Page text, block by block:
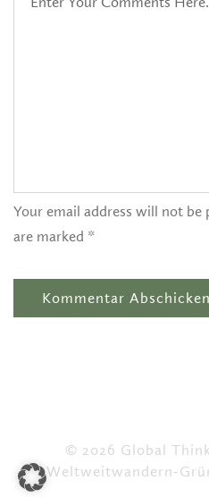
Your email address will not be
are marked *
© 2026 Global
Weltweitwandern-